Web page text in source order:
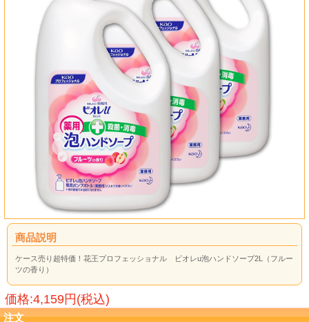
商品説明
ケース売り超特価！花王プロフェッショナル ビオレu泡ハンドソープ2L（フルー
ツの香り）
価格:4,159円(税込)
注文